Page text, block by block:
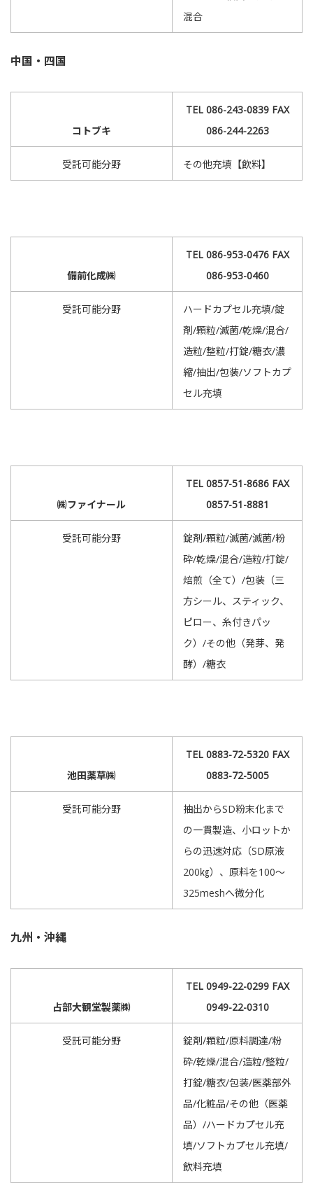
混合
中国・四国
コトブキ
TEL 086-243-0839 FAX
086-244-2263
受託可能分野 その他充填【飲料】
備前化成㈱
TEL 086-953-0476 FAX
086-953-0460
受託可能分野
ハードカプセル充填/錠
剤/顆粒/滅菌/乾燥/混合/
造粒/整粒/打錠/糖衣/濃
縮/抽出/包装/ソフトカプ
セル充填
㈱ファイナール
TEL 0857-51-8686 FAX
0857-51-8881
受託可能分野
錠剤/顆粒/滅菌/滅菌/粉
砕/乾燥/混合/造粒/打錠/
焙煎（全て）/包装（三
方シール、スティック、
ピロー、糸付きパッ
ク）/その他（発芽、発
酵）/糖衣
池田薬草㈱
TEL 0883-72-5320 FAX
0883-72-5005
受託可能分野
抽出からSD粉末化まで
の一貫製造、小ロットか
らの迅速対応（SD原液
200㎏）、原料を100～
325meshへ微分化
九州・沖縄
占部大観堂製薬㈱
TEL 0949-22-0299 FAX
0949-22-0310
受託可能分野
錠剤/顆粒/原料調達/粉
砕/乾燥/混合/造粒/整粒/
打錠/糖衣/包装/医薬部外
品/化粧品/その他（医薬
品）/ハードカプセル充
填/ソフトカプセル充填/
飲料充填